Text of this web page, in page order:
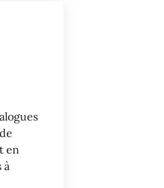
en
à